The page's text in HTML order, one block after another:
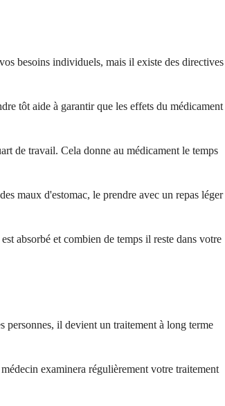
besoins individuels, mais il existe des directives
tôt aide à garantir que les effets du médicament
de travail. Cela donne au médicament le temps
maux d'estomac, le prendre avec un repas léger
absorbé et combien de temps il reste dans votre
personnes, il devient un traitement à long terme
examinera régulièrement votre traitement